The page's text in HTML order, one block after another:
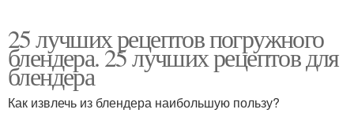
25 лучших рецептов погружного
блендера. 25 лучших рецептов для
блендера
Как извлечь из блендера наибольшую пользу?